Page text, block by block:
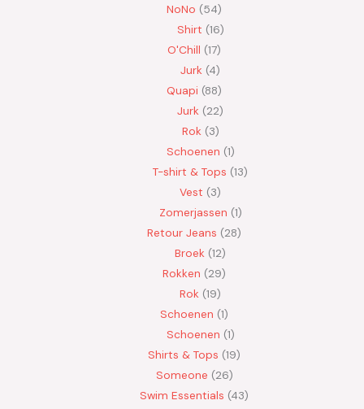
NoNo
54
Shirt 16
O'Chill 17
Jurk 4
Quapi 88
Jurk 22
Rok 3
Schoenen 1
T-shirt & Tops 13
Vest
3
Zomerjassen 1
Retour Jeans
28
Broek 12
Rokken
29
Rok 19
Schoenen 1
Schoenen 1
Shirts & Tops 19
Someone 26
Swim Essentials 43